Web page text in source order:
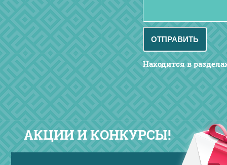
Находится в
АКЦИИ И КОНКУРСЫ!